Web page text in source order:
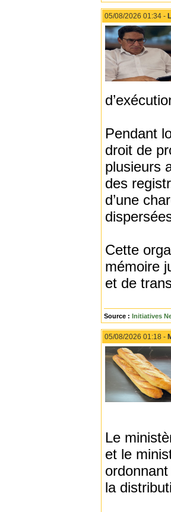
05/08/2026 01:34 -
Pendant
droit de
plusieurs
des
d’une
Cette
mémoire
et de
Source : Initiatives
05/08/2026 01:18 -
Le
et le
la